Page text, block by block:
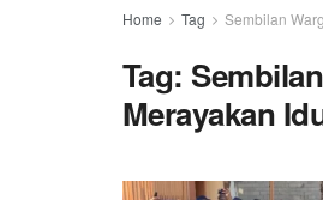
Home Tag Sembilan
Tag:
Merayakan